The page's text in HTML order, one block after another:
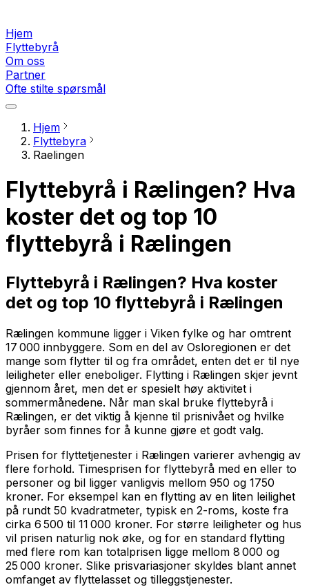
Hjem
Flyttebyrå
Om oss
Partner
Ofte stilte spørsmål
Hjem
Flyttebyra
Raelingen
Flyttebyrå i Rælingen? Hva
koster det og top 10
flyttebyrå i Rælingen
Flyttebyrå i Rælingen? Hva koster
det og top 10 flyttebyrå i Rælingen
Rælingen kommune ligger i Viken fylke og har omtrent
17 000 innbyggere. Som en del av Osloregionen er det
mange som flytter til og fra området, enten det er til nye
leiligheter eller eneboliger. Flytting i Rælingen skjer jevnt
gjennom året, men det er spesielt høy aktivitet i
sommermånedene. Når man skal bruke flyttebyrå i
Rælingen, er det viktig å kjenne til prisnivået og hvilke
byråer som finnes for å kunne gjøre et godt valg.
Prisen for flyttetjenester i Rælingen varierer avhengig av
flere forhold. Timesprisen for flyttebyrå med en eller to
personer og bil ligger vanligvis mellom 950 og 1750
kroner. For eksempel kan en flytting av en liten leilighet
på rundt 50 kvadratmeter, typisk en 2-roms, koste fra
cirka 6 500 til 11 000 kroner. For større leiligheter og hus
vil prisen naturlig nok øke, og for en standard flytting
med flere rom kan totalprisen ligge mellom 8 000 og
25 000 kroner. Slike prisvariasjoner skyldes blant annet
omfanget av flyttelasset og tilleggstjenester.